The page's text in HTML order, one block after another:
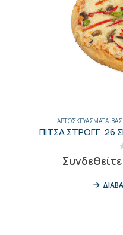
ΑΡΤΟΣΚΕΥΆΣΜΑΤΑ,
ΠΙΤΣΑ ΣΤΡΟΓΓ. 26